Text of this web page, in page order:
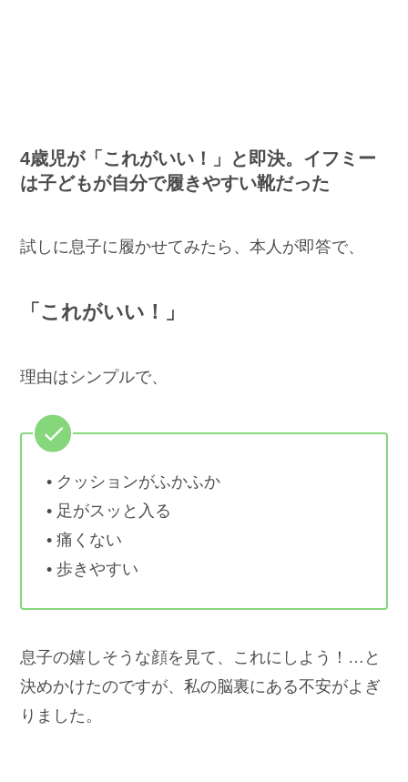
4歳児が「これがいい！」と即決。イフミー
は子どもが自分で履きやすい靴だった
試しに息子に履かせてみたら、本人が即答で、
「これがいい！」
理由はシンプルで、
• クッションがふかふか
• 足がスッと入る
• 痛くない
• 歩きやすい
息子の嬉しそうな顔を見て、これにしよう！…と
決めかけたのですが、私の脳裏にある不安がよぎ
りました。